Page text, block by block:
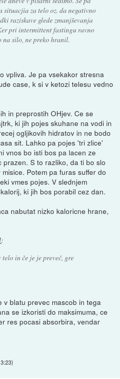
situacjia za telo oz. da negativno
raziskave glede zmanjševanja
pri intermittent fastingu ravno
na silo, ne preko hranil.
vpliva. Je pa vsekakor stresna
case, k si v ketozi telesu vedno
in preprostih OHjev. Ce se
ki jih pojes skuhane na vodi in
ogljikovih hidratov in ne bodo
sit. Lahko pa pojes 'tri zlice'
vnos bo isti bos pa lacen ze
S to razliko, da ti bo slo
Potem pa furas suffer do
vmes pojes. V slednjem
ki jih bos porabil cez dan.
nabutat nizko kaloricne hrane,
:
in če je je preveč, gre
blatu prevec mascob in tega
se izkoristi do maksimuma, ce
res pocasi absorbira, vendar
)